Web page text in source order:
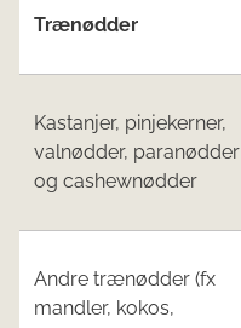
Trænødder
Kastanjer, pinjekerner,
valnødder, paranødder
og cashewnødder
Andre trænødder (fx
mandler, kokos,